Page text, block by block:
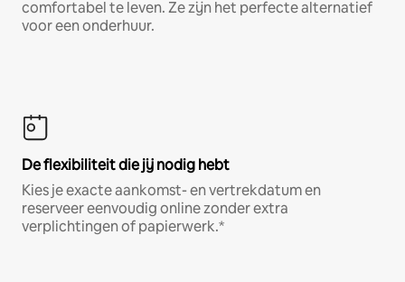
comfortabel te leven. Ze zijn het perfecte alternatief
voor een onderhuur.
De flexibiliteit die jij nodig hebt
Kies je exacte aankomst- en vertrekdatum en
reserveer eenvoudig online zonder extra
verplichtingen of papierwerk.*